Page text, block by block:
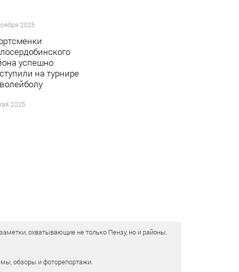
2025
успешно
на турнире
2025
охватывающие не только Пензу, но и районы.
обзоры и фоторепортажи.